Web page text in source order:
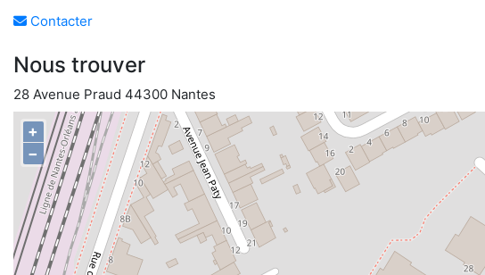
Contacter
Nous trouver
28 Avenue Praud 44300 Nantes
+
−